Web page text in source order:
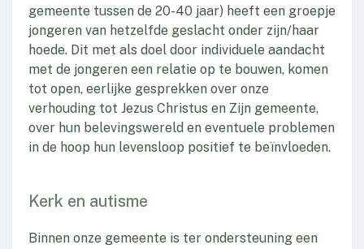
gemeente tussen de 20-40 jaar) heeft een groepje
jongeren van hetzelfde geslacht onder zijn/haar
hoede. Dit met als doel door individuele aandacht
met de jongeren een relatie op te bouwen, komen
tot open, eerlijke gesprekken over onze
verhouding tot Jezus Christus en Zijn gemeente,
over hun belevingswereld en eventuele problemen
in de hoop hun levensloop positief te beïnvloeden.
Kerk en autisme
Binnen onze gemeente is ter ondersteuning een